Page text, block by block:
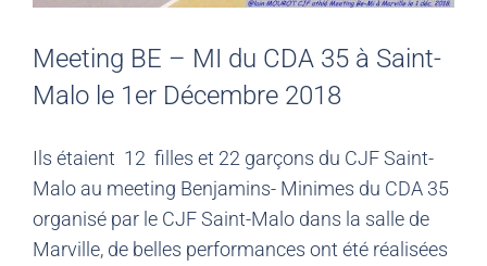
Meeting BE – MI du CDA 35 à Saint-
Malo le 1er Décembre 2018
Ils étaient 12 filles et 22 garçons du CJF Saint-
Malo au meeting Benjamins- Minimes du CDA 35
organisé par le CJF Saint-Malo dans la salle de
Marville, de belles performances ont été réalisées